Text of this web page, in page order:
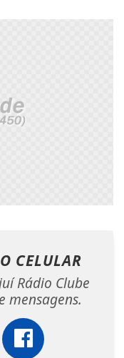
CELULAR
Rádio Clube
mensagens.